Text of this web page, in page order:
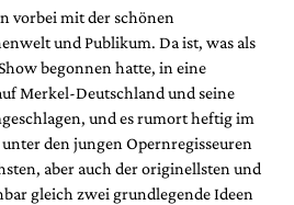
vorbei mit der schönen
und Publikum. Da ist, was als
begonnen hatte, in eine
Merkel-Deutschland und seine
und es rumort heftig im
den jungen Opernregisseuren
aber auch der originellsten und
gleich zwei grundlegende Ideen